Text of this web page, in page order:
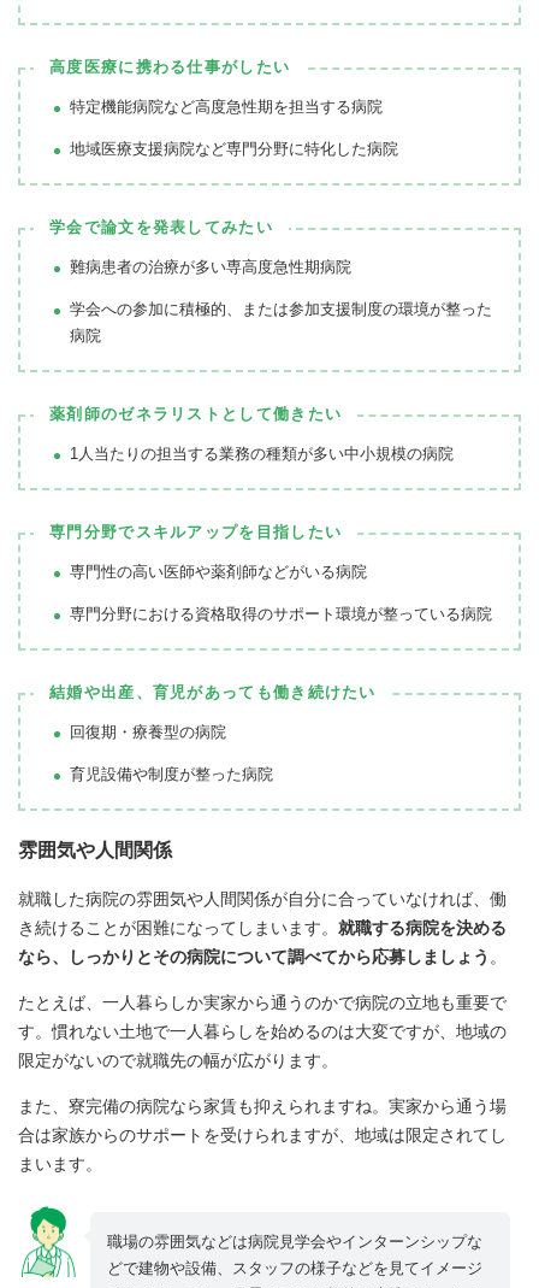
高度医療に携わる仕事がしたい
特定機能病院など高度急性期を担当する病院
地域医療支援病院など専門分野に特化した病院
学会で論文を発表してみたい
難病患者の治療が多い専高度急性期病院
学会への参加に積極的、または参加支援制度の環境が整った
病院
薬剤師のゼネラリストとして働きたい
1人当たりの担当する業務の種類が多い中小規模の病院
専門分野でスキルアップを目指したい
専門性の高い医師や薬剤師などがいる病院
専門分野における資格取得のサポート環境が整っている病院
結婚や出産、育児があっても働き続けたい
回復期・療養型の病院
育児設備や制度が整った病院
雰囲気や人間関係
就職した病院の雰囲気や人間関係が自分に合っていなければ、働
き続けることが困難になってしまいます。 就職する病院を決める
なら、しっかりとその病院について調べてから応募しましょう 。
たとえば、一人暮らしか実家から通うのかで病院の立地も重要で
す。慣れない土地で一人暮らしを始めるのは大変ですが、地域の
限定がないので就職先の幅が広がります。
また、寮完備の病院なら家賃も抑えられますね。実家から通う場
合は家族からのサポートを受けられますが、地域は限定されてし
まいます。
職場の雰囲気などは病院見学会やインターンシップな
どで建物や設備、スタッフの様子などを見てイメージ